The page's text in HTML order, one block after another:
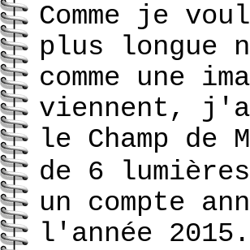
Comme je
plus longue
comme une
viennent,
le Champ
de 6
un compte
l'année